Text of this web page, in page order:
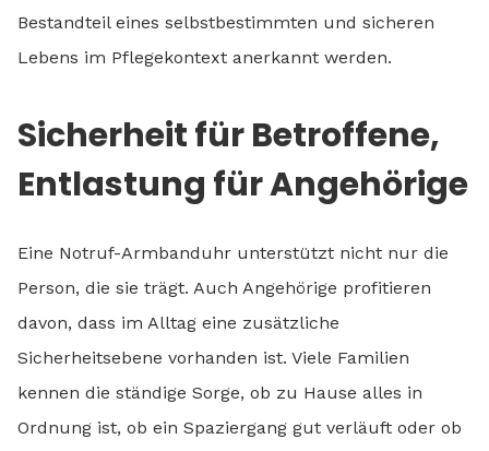
Bestandteil eines selbstbestimmten und sicheren
Lebens im Pflegekontext anerkannt werden.
Sicherheit für Betroffene,
Entlastung für Angehörige
Eine Notruf-Armbanduhr unterstützt nicht nur die
Person, die sie trägt. Auch Angehörige profitieren
davon, dass im Alltag eine zusätzliche
Sicherheitsebene vorhanden ist. Viele Familien
kennen die ständige Sorge, ob zu Hause alles in
Ordnung ist, ob ein Spaziergang gut verläuft oder ob